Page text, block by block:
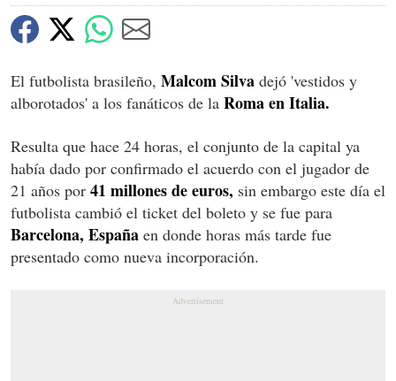
El futbolista brasileño, Malcom Silva dejó 'vestidos y
alborotados' a los fanáticos de la Roma en Italia.
Resulta que hace 24 horas, el conjunto de la capital ya
había dado por confirmado el acuerdo con el jugador de
21 años por 41 millones de euros, sin embargo este día el
futbolista cambió el ticket del boleto y se fue para
Barcelona, España en donde horas más tarde fue
presentado como nueva incorporación.